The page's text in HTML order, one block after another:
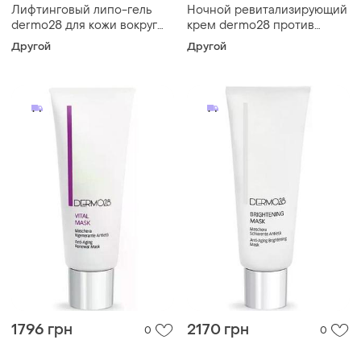
Лифтинговый липо-гель
dermo28 для кожи вокруг
глаз unica unieye 15 мл
Другой
Ночной ревитализирующий
крем dermo28 против
морщин nutriage revital
cream 50 мл
Другой
1796 грн 0 2170 грн 0